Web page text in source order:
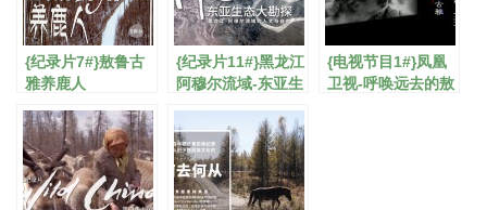
{纪录片7#}敖鲁古
雅养鹿人
{纪录片11#}黑龙江
阿穆尔流域-东亚生
{电视节目1#}凤凰
卫视-呼唤远去的敖